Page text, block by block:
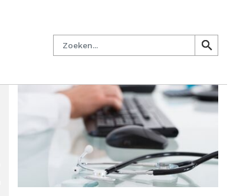
Zoeken
search
search